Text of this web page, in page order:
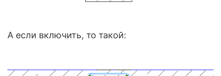
А если включить, то такой: